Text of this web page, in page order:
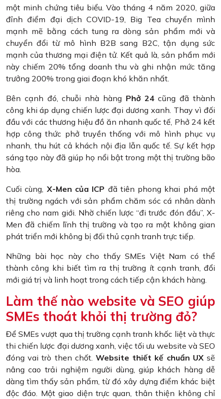
một minh chứng tiêu biểu. Vào tháng 4 năm 2020, giữa
đỉnh điểm đại dịch COVID-19, Big Tea chuyển mình
mạnh mẽ bằng cách tung ra dòng sản phẩm mới và
chuyển đổi từ mô hình B2B sang B2C, tận dụng sức
mạnh của thương mại điện tử. Kết quả là, sản phẩm mới
này chiếm 20% tổng doanh thu và ghi nhận mức tăng
trưởng 200% trong giai đoạn khó khăn nhất.
Bên cạnh đó, chuỗi nhà hàng Phở 24cũng đã thành
công khi áp dụng chiến lược đại dương xanh. Thay vì đối
đầu với các thương hiệu đồ ăn nhanh quốc tế, Phở 24 kết
hợp công thức phở truyền thống với mô hình phục vụ
nhanh, thu hút cả khách nội địa lẫn quốc tế. Sự kết hợp
sáng tạo này đã giúp họ nổi bật trong một thị trường bão
hòa.
Cuối cùng, X-Men của ICP đã tiên phong khai phá một
thị trường ngách với sản phẩm chăm sóc cá nhân dành
riêng cho nam giới. Nhờ chiến lược “đi trước đón đầu”, X-
Men đã chiếm lĩnh thị trường và tạo ra một không gian
phát triển mới không bị đối thủ cạnh tranh trực tiếp.
Những bài học này cho thấy SMEs Việt Nam có thể
thành công khi biết tìm ra thị trường ít cạnh tranh, đổi
mới giá trị và linh hoạt trong cách tiếp cận khách hàng.
Làm thế nào website và SEO giúp
SMEs thoát khỏi thị trường đỏ?
Để SMEs vượt qua thị trường cạnh tranh khốc liệt và thực
thi chiến lược đại dương xanh, việc tối ưu website và SEO
đóng vai trò then chốt. Website thiết kế chuẩn UXsẽ
nâng cao trải nghiệm người dùng, giúp khách hàng dễ
dàng tìm thấy sản phẩm, từ đó xây dựng điểm khác biệt
độc đáo. Một giao diện trực quan, thân thiện không chỉ